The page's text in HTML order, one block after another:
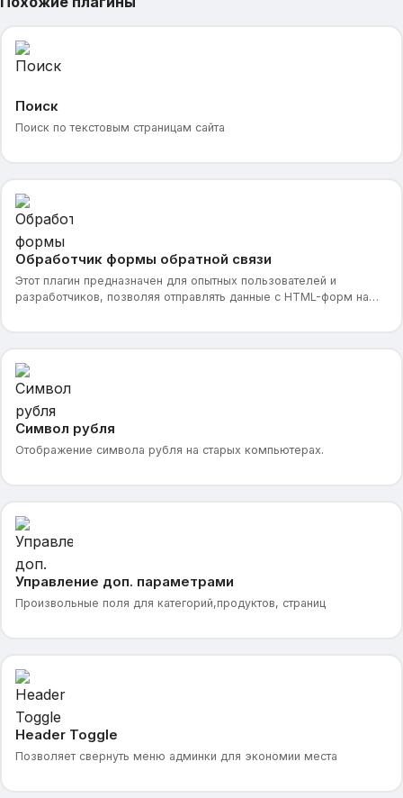
Поиск
Поиск по текстовым страницам сайта
Обработчик формы обратной связи
Этот плагин предназначен для опытных пользователей и
разработчиков, позволяя отправлять данные с HTML-форм на
Символ рубля
Отображение символа рубля на старых компьютерах.
Управление доп. параметрами
Произвольные поля для категорий,продуктов, страниц
Header Toggle
Позволяет свернуть меню админки для экономии места